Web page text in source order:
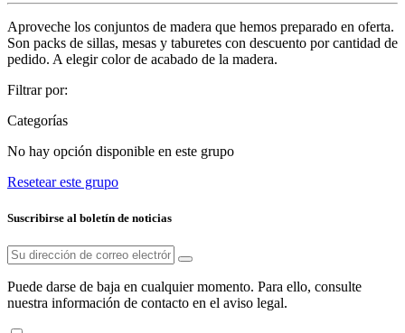
Aproveche los conjuntos de madera que hemos preparado en oferta.
Son packs de sillas, mesas y taburetes con descuento por cantidad de
pedido. A elegir color de acabado de la madera.
Filtrar por:
Categorías
No hay opción disponible en este grupo
Resetear este grupo
Suscribirse al boletín de noticias
Puede darse de baja en cualquier momento. Para ello, consulte
nuestra información de contacto en el aviso legal.